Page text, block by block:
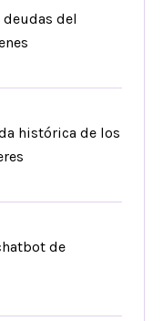
del
histórica de los
de